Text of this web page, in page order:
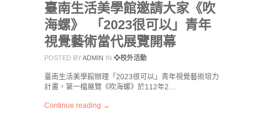
臺南生活美學館邀請大家《吹
海螺》 「2023很可以」青年
視覺藝術當代展覽開幕
POSTED BYADMIN IN ❖校外活動
臺南生活美學館辦理「2023很可以」青年視覺藝術培力
計畫，第一檔展覽《吹海螺》於112年2…
Continue reading →